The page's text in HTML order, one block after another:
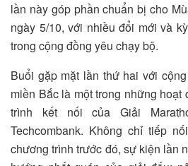
lần này góp phần chuẩn bị cho
ngày 5/10, với nhiều đổi mới và
trong cộng đồng yêu chạy bộ.
Buổi gặp mặt lần thứ hai với
miền Bắc là một trong những hoạt
trình kết nối của Giải
Techcombank. Không chỉ tiếp
chương trình trước đó, sự kiện lần